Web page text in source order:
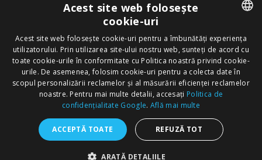
Retrage consimțământ cookie-uri
Copyright © 2025 Dr. Felix Hair Implant - Excellence in Hair
Transplantation in Eastern Europe! - All Rights Reserved.
+40 720 254 368
CONSULTAŢII GRATUITE
ROMANIAN
ENGLISH
Acest site web folosește
cookie-uri
Acest site web folosește cookie-uri pentru a îmbunătăți experiența
utilizatorului. Prin utilizarea site-ului nostru web, sunteți de acord cu
toate cookie-urile în conformitate cu Politica noastră privind cookie-
urile. De asemenea, folosim cookie-uri pentru a colecta date în
scopul personalizării reclamelor și al măsurării eficienței reclamelor
noastre. Pentru mai multe detalii, accesați Politica de
confidențialitate Google. Află mai multe
ACCEPTĂ TOATE REFUZĂ TOT
ARATĂ DETALIILE